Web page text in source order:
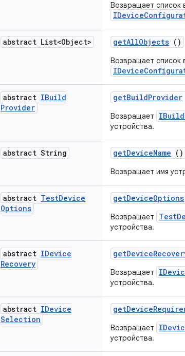
Возвращает список
abstract List<Object> getAllObjects ()
Возвращает список
abstract IBuild
Provider
getBuildProvider
Возвращает
устройства.
abstract String getDeviceName ()
Возвращает имя
abstract TestDevice
Options
getDeviceOptions
Возвращает
устройства.
abstract IDevice
Recovery
getDevice
Возвращает
устройства.
abstract IDevice
Selection
getDevice
Возвращает
устройства.